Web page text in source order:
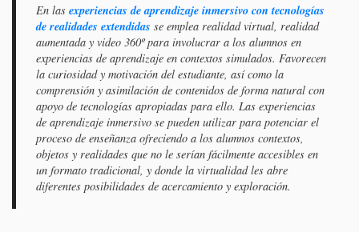
En las experiencias de aprendizaje inmersivo con tecnologías
de realidades extendidas se emplea realidad virtual, realidad
aumentada y video 360º para involucrar a los alumnos en
experiencias de aprendizaje en contextos simulados. Favorecen
la curiosidad y motivación del estudiante, así como la
comprensión y asimilación de contenidos de forma natural con
apoyo de tecnologías apropiadas para ello. Las experiencias
de aprendizaje inmersivo se pueden utilizar para potenciar el
proceso de enseñanza ofreciendo a los alumnos contextos,
objetos y realidades que no le serían fácilmente accesibles en
un formato tradicional, y donde la virtualidad les abre
diferentes posibilidades de acercamiento y exploración.